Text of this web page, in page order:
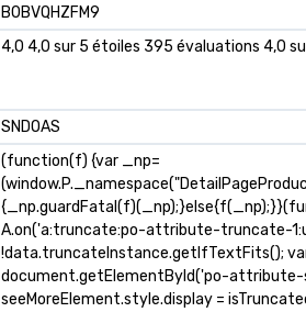
B0BVQHZFM9
4,0 4,0 sur 5 étoiles 395 évaluations 4,0
SNDOAS
(function(f) {var _np=
A.on('a:truncate:po-attribute-truncate-
!data.truncateInstance.getIfTextFits();
document.getElementById('po-attribute-
seeMoreElement.style.display =